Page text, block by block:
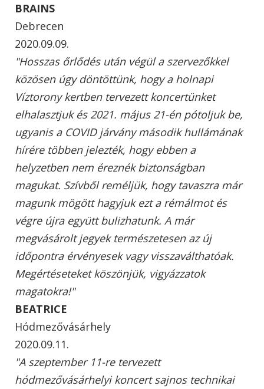
BRAINS
Debrecen
2020.09.09.
"Hosszas őrlődés után végül a szervezőkkel
közösen úgy döntöttünk, hogy a holnapi
Víztorony kertben tervezett koncertünket
elhalasztjuk és 2021. május 21-én pótoljuk be,
ugyanis a COVID járvány második hullámának
hírére többen jelezték, hogy ebben a
helyzetben nem éreznék biztonságban
magukat. Szívből reméljük, hogy tavaszra már
magunk mögött hagyjuk ezt a rémálmot és
végre újra együtt bulizhatunk. A már
megvásárolt jegyek természetesen az új
időpontra érvényesek vagy visszaválthatóak.
Megértéseteket köszönjük, vigyázzatok
magatokra!"
BEATRICE
Hódmezővásárhely
2020.09.11.
"A szeptember 11-re tervezett
hódmezővásárhelyi koncert sajnos technikai